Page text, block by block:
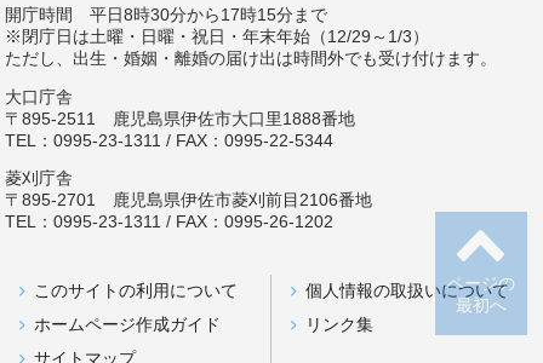
ページの
最初へ
開庁時間 平日8時30分から17時15分まで
※閉庁日は土曜・日曜・祝日・年末年始（12/29～1/3）
ただし、出生・婚姻・離婚の届け出は時間外でも受け付けます。
大口庁舎
〒895-2511 鹿児島県伊佐市大口里1888番地
TEL：0995-23-1311 / FAX：0995-22-5344
菱刈庁舎
〒895-2701 鹿児島県伊佐市菱刈前目2106番地
TEL：0995-23-1311 / FAX：0995-26-1202
このサイトの利用について
個人情報の取扱いについて
ホームページ作成ガイド
リンク集
サイトマップ